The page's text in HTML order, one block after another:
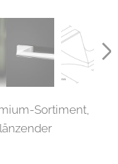
Sortiment,